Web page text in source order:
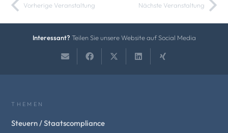
Vorherige Veranstaltung Nächste Veranstaltung
Interessant? Teilen Sie unsere Website auf Social Media
THEMEN
Steuern / Staatscompliance